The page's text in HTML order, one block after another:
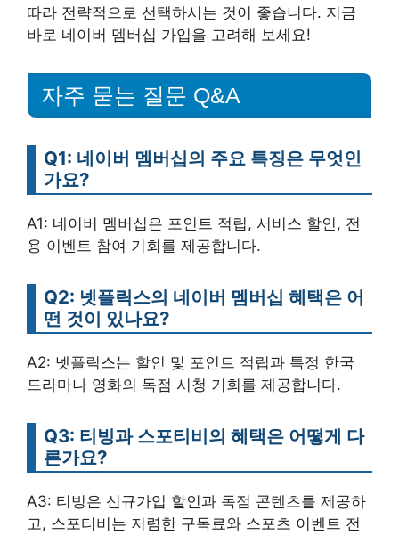
따라 전략적으로 선택하시는 것이 좋습니다. 지금
바로 네이버 멤버십 가입을 고려해 보세요!
자주 묻는 질문 Q&A
Q1: 네이버 멤버십의 주요 특징은 무엇인
가요?
A1: 네이버 멤버십은 포인트 적립, 서비스 할인, 전
용 이벤트 참여 기회를 제공합니다.
Q2: 넷플릭스의 네이버 멤버십 혜택은 어
떤 것이 있나요?
A2: 넷플릭스는 할인 및 포인트 적립과 특정 한국
드라마나 영화의 독점 시청 기회를 제공합니다.
Q3: 티빙과 스포티비의 혜택은 어떻게 다
른가요?
A3: 티빙은 신규가입 할인과 독점 콘텐츠를 제공하
고, 스포티비는 저렴한 구독료와 스포츠 이벤트 전